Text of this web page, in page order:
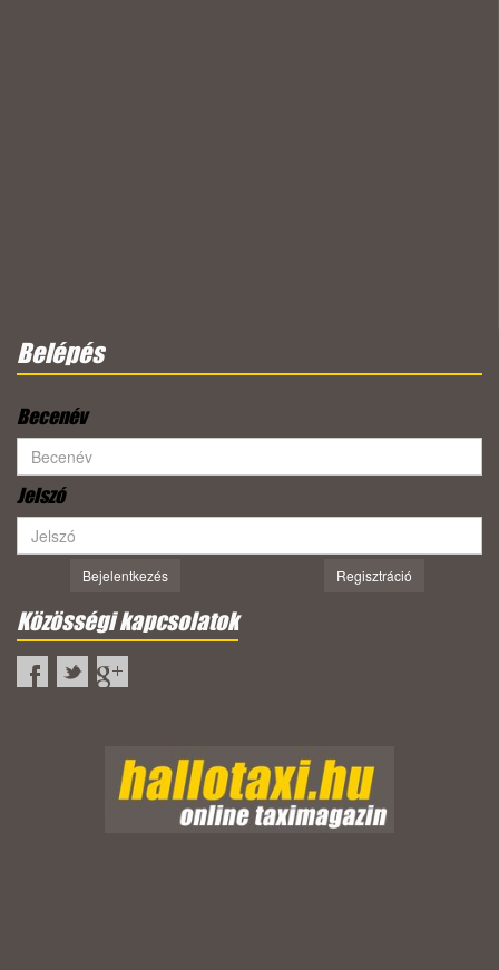
Belépés
Becenév
Jelszó
Bejelentkezés Regisztráció
Közösségi kapcsolatok